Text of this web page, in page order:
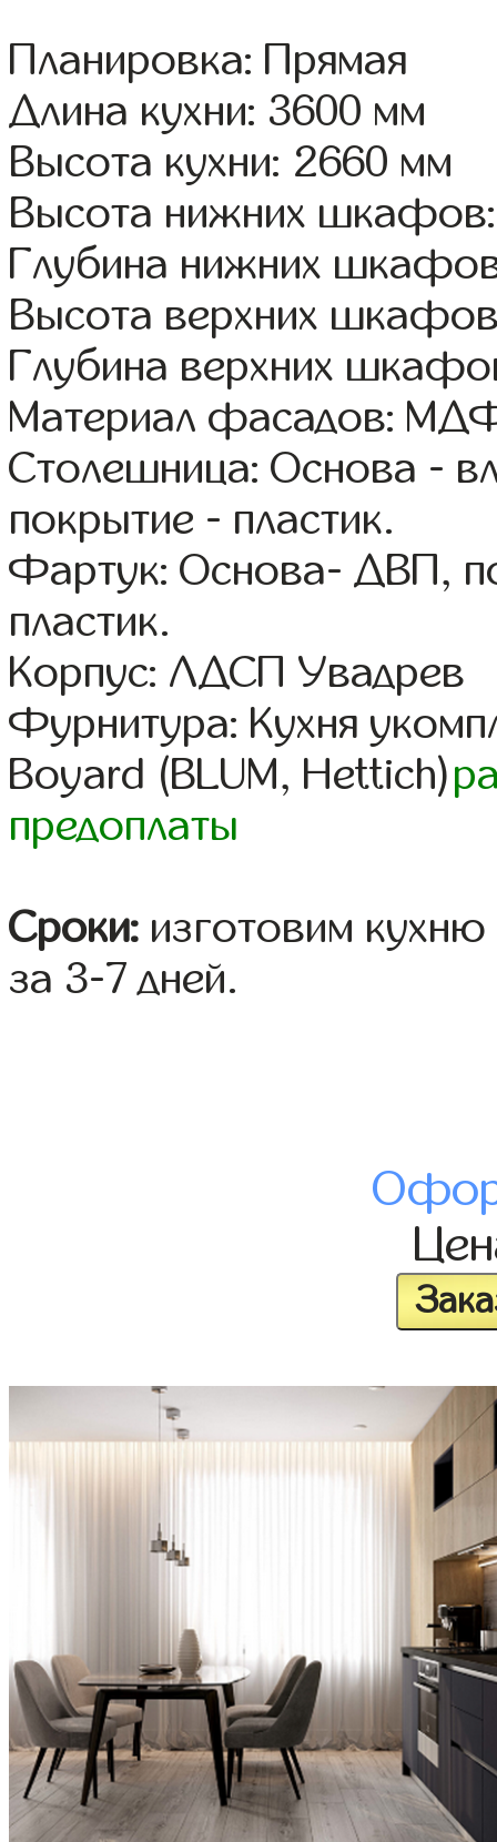
Планировка: Прямая
Длина кухни: 3600 мм
Высота кухни: 2660 мм
Высота нижних
Глубина нижних
Высота верхних
Глубина верхних
Материал фасадов:
Столешница: Основа -
покрытие - пластик.
Фартук: Основа- ДВП,
пластик.
Корпус: ЛДСП Увадрев
Фурнитура: Кухня
Boyard (BLUM, Hettich)
предоплаты
Сроки: изготовим
за 3-7 дней.